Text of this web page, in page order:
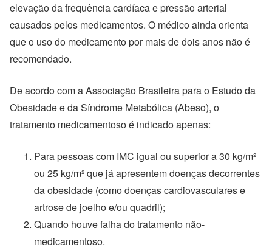
elevação da frequência cardíaca e pressão arterial
causados pelos medicamentos. O médico ainda orienta
que o uso do medicamento por mais de dois anos não é
recomendado.
De acordo com a Associação Brasileira para o Estudo da
Obesidade e da Síndrome Metabólica (Abeso), o
tratamento medicamentoso é indicado apenas:
Para pessoas com IMC igual ou superior a 30 kg/m²
ou 25 kg/m² que já apresentem doenças decorrentes
da obesidade (como doenças cardiovasculares e
artrose de joelho e/ou quadril);
Quando houve falha do tratamento não-
medicamentoso.